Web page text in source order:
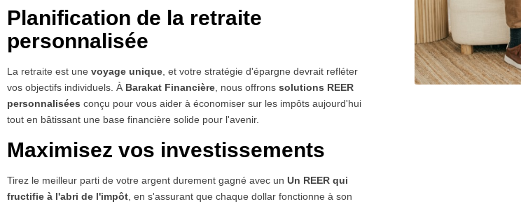
Planification de la retraite
personnalisée
La retraite est une voyage unique , et votre stratégie d'épargne devrait refléter
vos objectifs individuels. À Barakat Financière , nous offrons solutions REER
personnalisées conçu pour vous aider à économiser sur les impôts aujourd'hui
tout en bâtissant une base financière solide pour l'avenir.
Maximisez vos investissements
Tirez le meilleur parti de votre argent durement gagné avec un Un REER qui
fructifie à l'abri de l'impôt , en s'assurant que chaque dollar fonctionne à son